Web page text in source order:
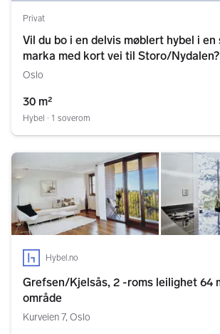
Privat
Vil du bo i en delvis møblert hybel i
marka med kort vei til Storo/Nydalen?
Oslo
30 m²
Hybel ∙ 1 soverom
Hybel.no
Grefsen/Kjelsås, 2 -roms leilighet 64
område
Kurveien 7, Oslo